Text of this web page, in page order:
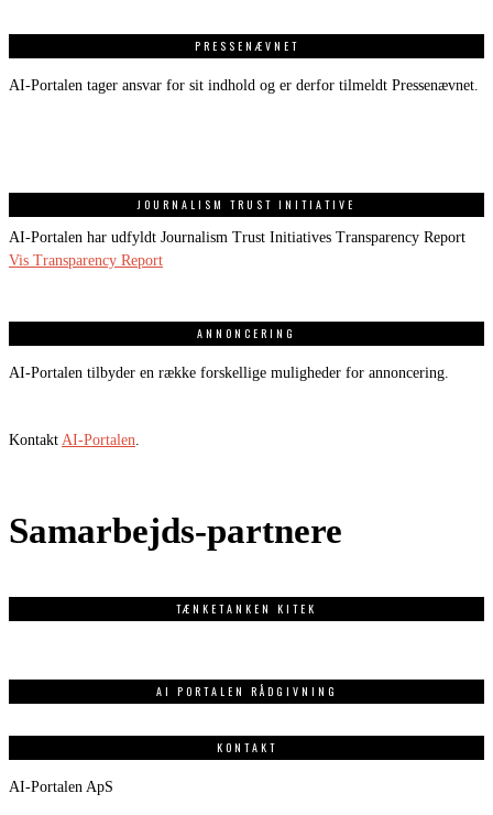
PRESSENÆVNET
AI-Portalen tager ansvar for sit indhold og er derfor tilmeldt Pressenævnet.
JOURNALISM TRUST INITIATIVE
AI-Portalen har udfyldt Journalism Trust Initiatives Transparency Report
Vis Transparency Report
ANNONCERING
AI-Portalen tilbyder en række forskellige muligheder for annoncering.
Kontakt AI-Portalen
Samarbejds-partnere
TÆNKETANKEN KITEK
AI PORTALEN RÅDGIVNING
KONTAKT
AI-Portalen ApS